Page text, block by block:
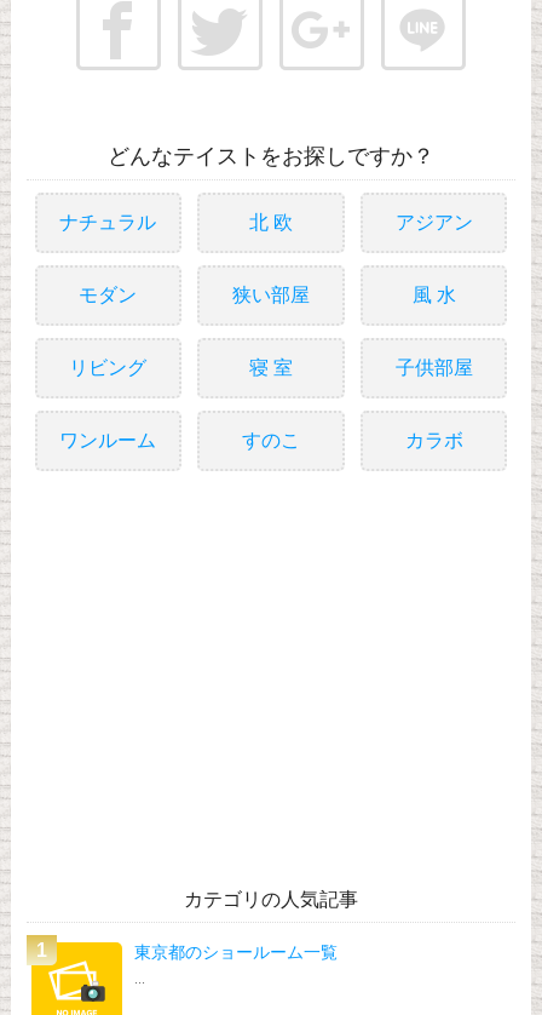
どんなテイストをお探しですか？
ナチュラル 北 欧 アジアン
モダン 狭い部屋 風 水
リビング 寝 室 子供部屋
ワンルーム すのこ カラボ
カテゴリの人気記事
東京都のショールーム一覧